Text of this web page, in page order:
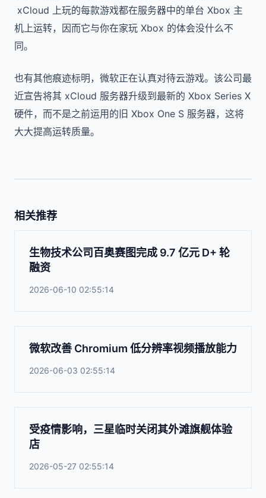
xCloud 上玩的每款游戏都在服务器中的单台 Xbox 主
机上运转，因而它与你在家玩 Xbox 的体会没什么不
同。
也有其他痕迹标明，微软正在认真对待云游戏。该公司最
近宣告将其 xCloud 服务器升级到最新的 Xbox Series X
硬件，而不是之前运用的旧 Xbox One S 服务器，这将
大大提高运转质量。
相关推荐
生物技术公司百奥赛图完成 9.7 亿元 D+ 轮
融资
2026-06-10 02:55:14
微软改善 Chromium 低分辨率视频播放能力
2026-06-03 02:55:14
受疫情影响，三星临时关闭其外滩旗舰体验
店
2026-05-27 02:55:14